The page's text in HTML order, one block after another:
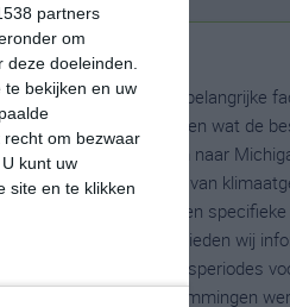
partners
om
doeleinden.
bekijken en uw
om bezwaar
kunt uw
site en te klikken
Beste reistijd
Het weer is een belangrijke
reizen. Wil je weten wat de
maanden zijn om naar
reizen? Op basis van
weersextremen en specifieke
weerinformatie bieden wij
over de beste reisperiodes
duizenden bestemmingen